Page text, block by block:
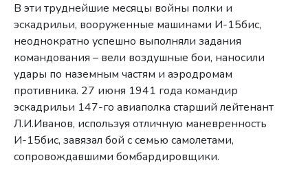
В эти труднейшие месяцы войны полки и
эскадрильи, вооруженные машинами И-15бис,
неоднократно успешно выполняли задания
командования – вели воздушные бои, наносили
удары по наземным частям и аэродромам
противника. 27 июня 1941 года командир
эскадрильи 147-го авиаполка старший лейтенант
Л.И.Иванов, используя отличную маневренность
И-15бис, завязал бой с семью самолетами,
сопровождавшими бомбардировщики.